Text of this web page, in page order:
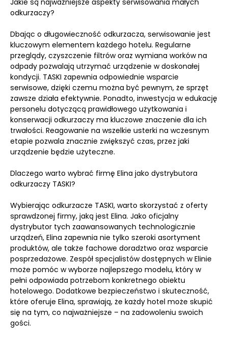
Jakie są najważniejsze aspekty serwisowania małych
odkurzaczy?
Dbając o długowieczność odkurzacza, serwisowanie jest
kluczowym elementem każdego hotelu. Regularne
przeglądy, czyszczenie filtrów oraz wymiana worków na
odpady pozwalają utrzymać urządzenie w doskonałej
kondycji. TASKI zapewnia odpowiednie wsparcie
serwisowe, dzięki czemu można być pewnym, że sprzęt
zawsze działa efektywnie. Ponadto, inwestycja w edukację
personelu dotyczącą prawidłowego użytkowania i
konserwacji odkurzaczy ma kluczowe znaczenie dla ich
trwałości. Reagowanie na wszelkie usterki na wczesnym
etapie pozwala znacznie zwiększyć czas, przez jaki
urządzenie będzie użyteczne.
Dlaczego warto wybrać firmę Elina jako dystrybutora
odkurzaczy TASKI?
Wybierając odkurzacze TASKI, warto skorzystać z oferty
sprawdzonej firmy, jaką jest Elina. Jako oficjalny
dystrybutor tych zaawansowanych technologicznie
urządzeń, Elina zapewnia nie tylko szeroki asortyment
produktów, ale także fachowe doradztwo oraz wsparcie
posprzedażowe. Zespół specjalistów dostępnych w Elinie
może pomóc w wyborze najlepszego modelu, który w
pełni odpowiada potrzebom konkretnego obiektu
hotelowego. Dodatkowe bezpieczeństwo i skuteczność,
które oferuje Elina, sprawiają, że każdy hotel może skupić
się na tym, co najważniejsze – na zadowoleniu swoich
gości.